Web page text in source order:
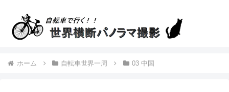
ホーム 自転車世界一周 03 中国